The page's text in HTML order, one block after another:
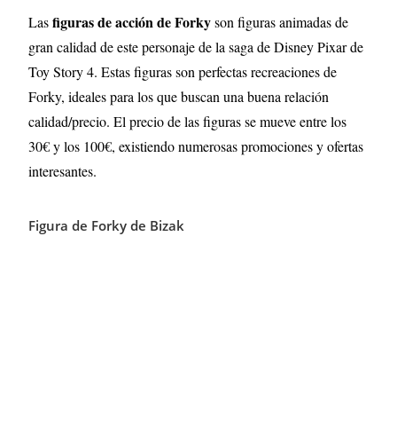
Lasfiguras de acción de Forkyson figuras animadas de
gran calidad de este personaje de la saga de Disney Pixar de
Toy Story 4. Estas figuras son perfectas recreaciones de
Forky, ideales para los que buscan una buena relación
calidad/precio. El precio de las figuras se mueve entre los
30€ y los 100€, existiendo numerosas promociones y ofertas
interesantes.
Figura de Forky de Bizak